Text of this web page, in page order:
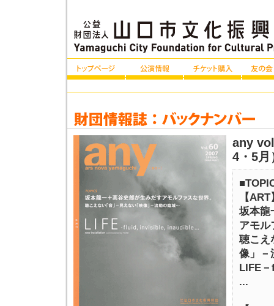
any
4・5月
【ART
坂本龍
アモル
聴こえ
像」－
LIFE
...